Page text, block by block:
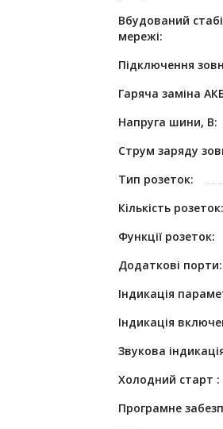
Вбудований
мережі:
Підключення
Гаряча заміна
Напруга шини, В:
Струм заряду
Тип розеток:
Кількість розеток:
Функції розеток:
Додаткові порти:
Індикація
Індикація
Звукова
Холодний старт :
Програмне